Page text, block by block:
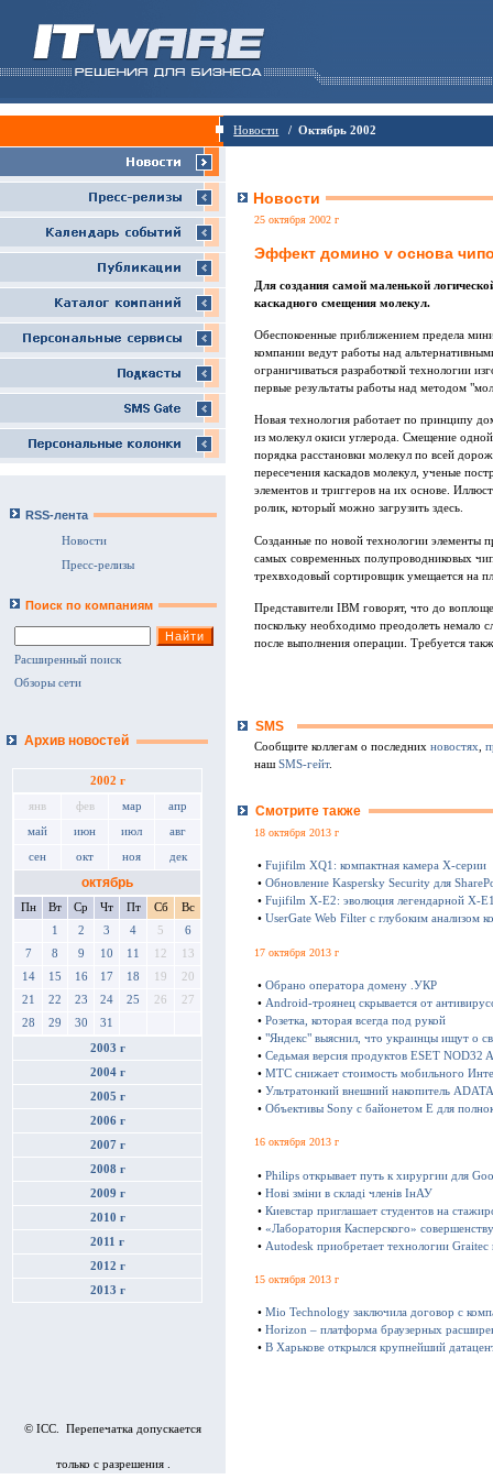
Новости / Октябрь 2002
RSS-лента
Новости
Пресс-релизы
Поиск по компаниям
Расширенный поиск
Обзоры сети
Архив новостей
2002 г
янв фев мар апр
май июн июл авг
сен окт ноя дек
октябрь
Пн Вт Ср Чт Пт Сб
Вс
1
2 3 4 5
6
7
8 9 10 11 12
13
14
15 16 17 18 19
20
21
22 23 24 25 26
27
28
29 30 31
2003 г
2004 г
2005 г
2006 г
2007 г
2008 г
2009 г
2010 г
2011 г
2012 г
2013 г
© ICC. Перепечатка допускается
только с разрешения .
Новости
25 октября 2002 г
Эффект домино v основа
Для создания самой маленькой
каскадного смещения молекул.
Обеспокоенные приближением предела
компании ведут работы над
ограничиваться разработкой технологии
первые результаты работы над методом
Новая технология работает по принципу
из молекул окиси углерода. Смещение
порядка расстановки молекул по всей
пересечения каскадов молекул, ученые
элементов и триггеров на их основе.
ролик, который можно загрузить здесь.
Созданные по новой технологии элементы
самых современных полупроводниковых
трехвходовый сортировщик умещается на
Представители IBM говорят, что до
поскольку необходимо преодолеть немало
после выполнения операции. Требуется
SMS
Сообщите коллегам о последних новостях
наш SMS-гейт.
Смотрите также
18 октября 2013 г
• Fujifilm XQ1: компактная камера Х-серии
• Обновление Kaspersky Security для
• Fujifilm X-E2: эволюция легендарной X-
• UserGate Web Filter с глубоким анализом
17 октября 2013 г
• Обрано оператора домену .УКР
• Android-троянец скрывается от
• Розетка, которая всегда под рукой
• "Яндекс" выяснил, что украинцы ищут о
• Седьмая версия продуктов ESET NOD32
• МТС снижает стоимость мобильного
• Ультратонкий внешний накопитель
• Объективы Sony с байонетом E для
16 октября 2013 г
• Philips открывает путь к хирургии для
• Нові зміни в складі членів ІнАУ
• Киевстар приглашает студентов на
• «Лаборатория Касперского»
• Autodesk приобретает технологии
15 октября 2013 г
• Mio Technology заключила договор с
• Horizon – платформа браузерных
• В Харькове открылся крупнейший